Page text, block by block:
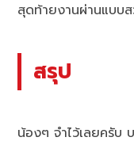
สุดท้ายงานผ่านแบบ
สรุป
น้องๆ จำไว้เลยครับ